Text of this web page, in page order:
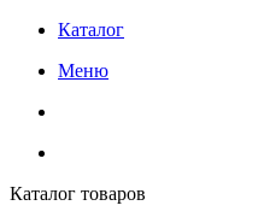
Каталог
Меню
Каталог товаров